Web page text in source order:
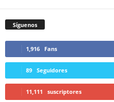
Síguenos
1,916 Fans
89 Seguidores
11,111 suscriptores